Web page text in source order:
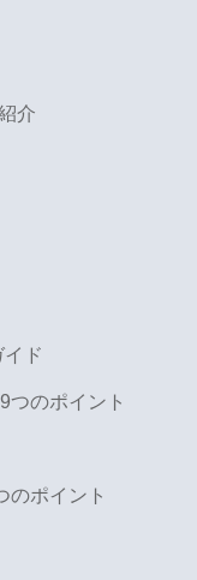
介
ド
つのポイント
のポイント